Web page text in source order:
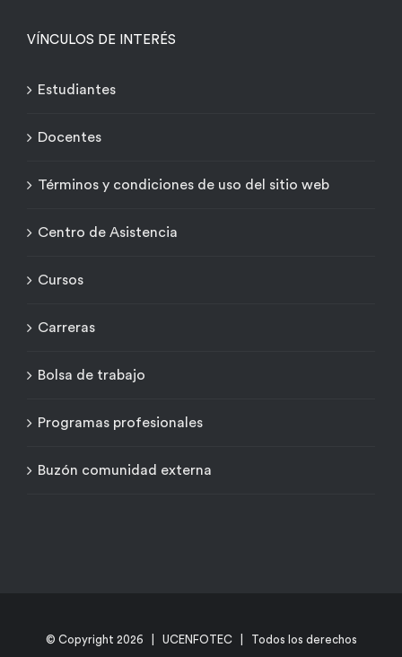
VÍNCULOS DE INTERÉS
Estudiantes
Docentes
Términos y condiciones de uso del sitio web
Centro de Asistencia
Cursos
Carreras
Bolsa de trabajo
Programas profesionales
Buzón comunidad externa
© Copyright 2026 | UCENFOTEC | Todos los derechos